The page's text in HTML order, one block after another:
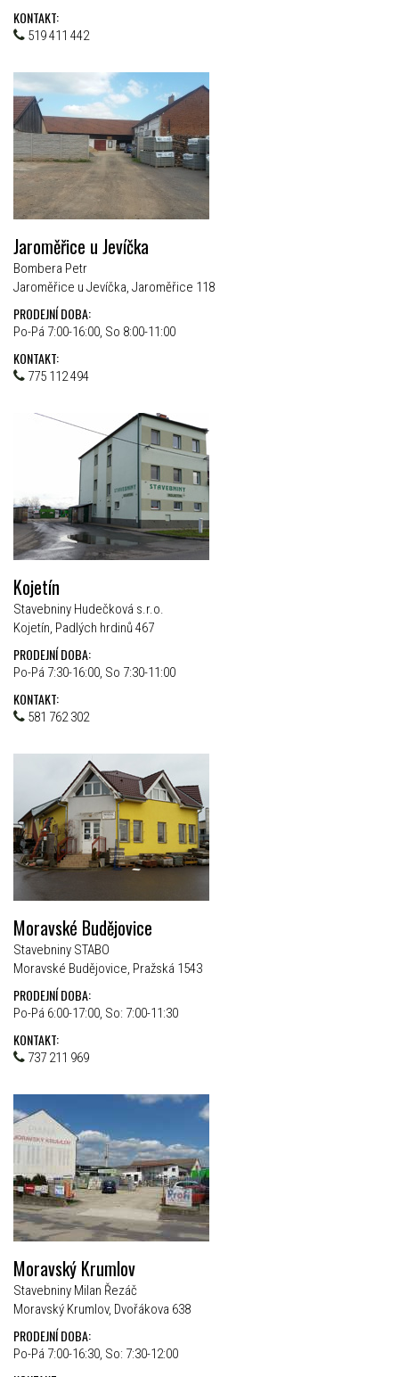
KONTAKT:
519 411 442
Jaroměřice u Jevíčka
Bombera Petr
Jaroměřice u Jevíčka, Jaroměřice 118
PRODEJNÍ DOBA:
Po-Pá 7:00-16:00, So 8:00-11:00
KONTAKT:
775 112 494
Kojetín
Stavebniny Hudečková s.r.o.
Kojetín, Padlých hrdinů 467
PRODEJNÍ DOBA:
Po-Pá 7:30-16:00, So 7:30-11:00
KONTAKT:
581 762 302
Moravské Budějovice
Stavebniny STABO
Moravské Budějovice, Pražská 1543
PRODEJNÍ DOBA:
Po-Pá 6:00-17:00, So: 7:00-11:30
KONTAKT:
737 211 969
Moravský Krumlov
Stavebniny Milan Řezáč
Moravský Krumlov, Dvořákova 638
PRODEJNÍ DOBA:
Po-Pá 7:00-16:30, So: 7:30-12:00